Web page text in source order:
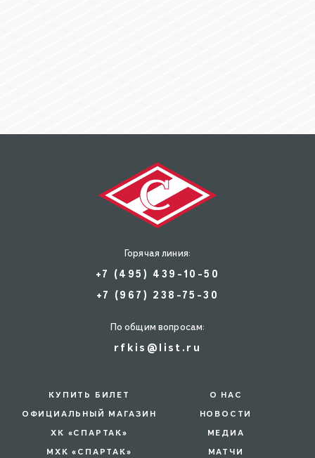
Горячая линия:
+7 (495) 439-10-50
+7 (967) 238-75-30
По общим вопросам:
rfkis@list.ru
КУПИТЬ БИЛЕТ
ОФИЦИАЛЬНЫЙ МАГАЗИН
ХК «СПАРТАК»
МХК «СПАРТАК»
О НАС
НОВОСТИ
МЕДИА
МАТЧИ